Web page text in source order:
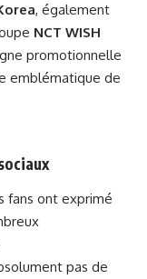
, également
NCT WISH
promotionnelle
emblématique de
fans ont exprimé
pas de